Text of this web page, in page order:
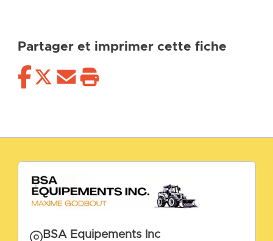
Partager et imprimer cette fiche
BSA Equipements Inc